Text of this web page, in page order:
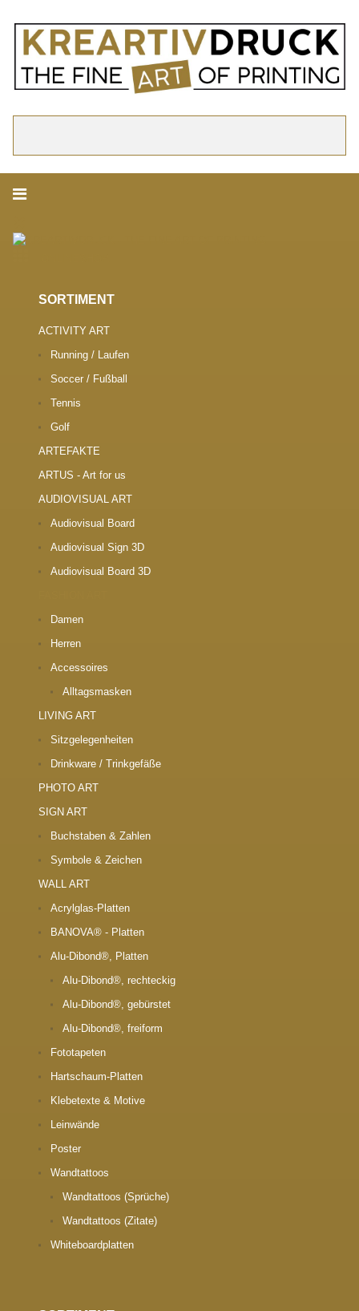
Cookie Hinweis
Um die Inhalte unserer Webseite optimal zu gestalten und fortlaufend zu
verwenden wir Cookies. Durch die weitere Nutzung der Webseite stimmen
Verwendung von Cookies zu. Weitere Informationen zu Cookies erhalten Sie
Datenschutzerklärung.
SORTIMENT
ACTIVITY ART
Running / Laufen
Soccer / Fußball
Tennis
Golf
ARTEFAKTE
ARTUS - Art for us
AUDIOVISUAL ART
Audiovisual Board
Audiovisual Sign 3D
Audiovisual Board 3D
Damen
Herren
Accessoires
Alltagsmasken
LIVING ART
Sitzgelegenheiten
Drinkware / Trinkgefäße
PHOTO ART
SIGN ART
Buchstaben & Zahlen
Symbole & Zeichen
WALL ART
Acrylglas-Platten
BANOVA® - Platten
Alu-Dibond®, Platten
Alu-Dibond®, rechteckig
Alu-Dibond®, gebürstet
Alu-Dibond®, freiform
Fototapeten
Hartschaum-Platten
Klebetexte & Motive
Leinwände
Poster
Wandtattoos
Wandtattoos (Sprüche)
Wandtattoos (Zitate)
Whiteboardplatten